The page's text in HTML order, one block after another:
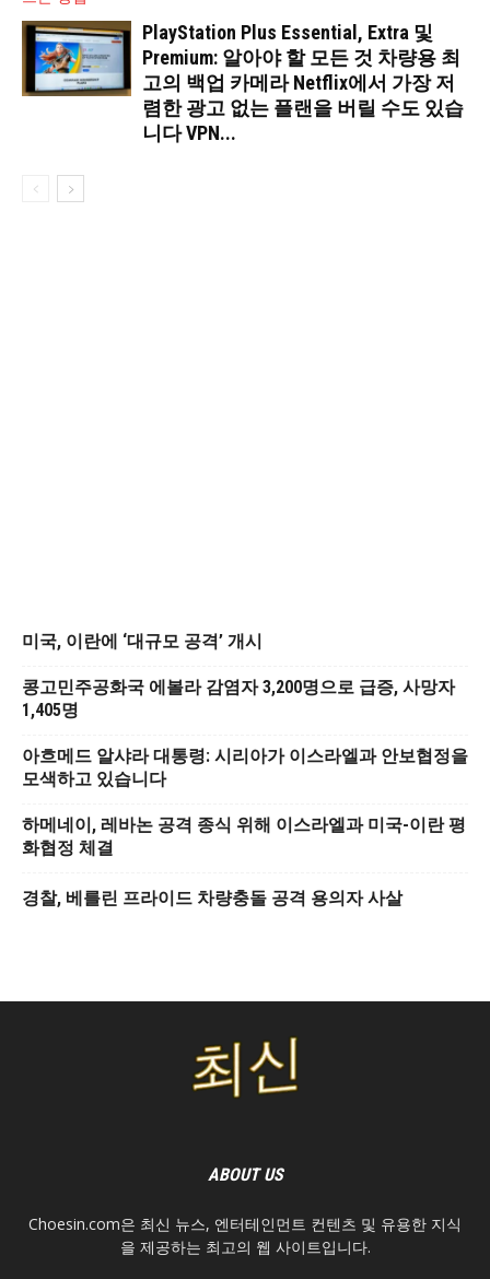
PlayStation Plus Essential, Extra 및
Premium: 알아야 할 모든 것 차량용 최
고의 백업 카메라 Netflix에서 가장 저
렴한 광고 없는 플랜을 버릴 수도 있습
니다 VPN...
미국, 이란에 ‘대규모 공격’ 개시
콩고민주공화국 에볼라 감염자 3,200명으로 급증, 사망자
1,405명
아흐메드 알샤라 대통령: 시리아가 이스라엘과 안보협정을
모색하고 있습니다
하메네이, 레바논 공격 종식 위해 이스라엘과 미국-이란 평
화협정 체결
경찰, 베를린 프라이드 차량충돌 공격 용의자 사살
ABOUT US
Choesin.com은 최신 뉴스, 엔터테인먼트 컨텐츠 및 유용한 지식
을 제공하는 최고의 웹 사이트입니다.